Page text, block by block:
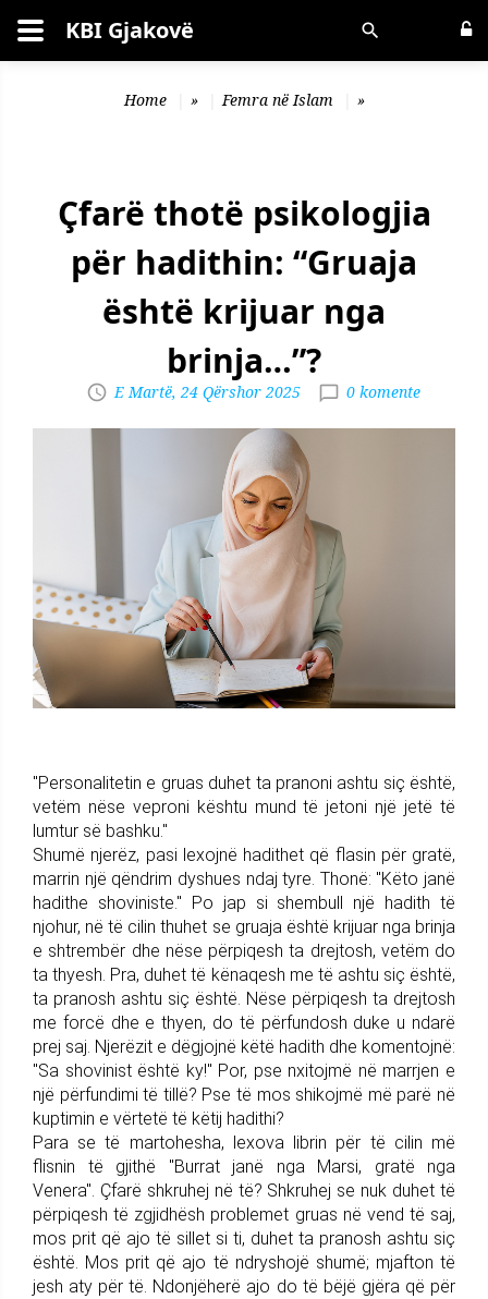
Kërko KBI Gjakovë
Home » Femra në Islam »
Çfarë thotë psikologjia
për hadithin: “Gruaja
është krijuar nga
brinja…”?
E Martë, 24 Qërshor 2025 0 komente
"Personalitetin e gruas duhet ta pranoni ashtu siç është,
vetëm nëse veproni kështu mund të jetoni një jetë të
lumtur së bashku."
Shumë njerëz, pasi lexojnë hadithet që flasin për gratë,
marrin një qëndrim dyshues ndaj tyre. Thonë: "Këto janë
hadithe shoviniste." Po jap si shembull një hadith të
njohur, në të cilin thuhet se gruaja është krijuar nga brinja
e shtrembër dhe nëse përpiqesh ta drejtosh, vetëm do
ta thyesh. Pra, duhet të kënaqesh me të ashtu siç është,
ta pranosh ashtu siç është. Nëse përpiqesh ta drejtosh
me forcë dhe e thyen, do të përfundosh duke u ndarë
prej saj. Njerëzit e dëgjojnë këtë hadith dhe komentojnë:
"Sa shovinist është ky!" Por, pse nxitojmë në marrjen e
një përfundimi të tillë? Pse të mos shikojmë më parë në
kuptimin e vërtetë të këtij hadithi?
Para se të martohesha, lexova librin për të cilin më
flisnin të gjithë "Burrat janë nga Marsi, gratë nga
Venera". Çfarë shkruhej në të? Shkruhej se nuk duhet të
përpiqesh të zgjidhësh problemet gruas në vend të saj,
mos prit që ajo të sillet si ti, duhet ta pranosh ashtu siç
është. Mos prit që ajo të ndryshojë shumë; mjafton të
jesh aty për të. Ndonjëherë ajo do të bëjë gjëra që për